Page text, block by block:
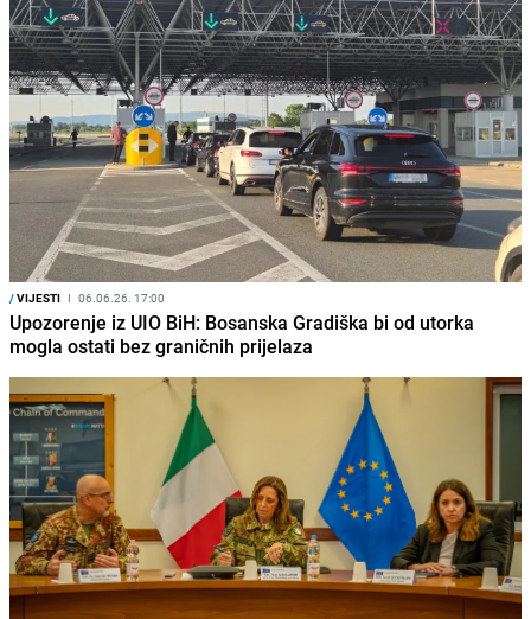
/VIJESTI I 06.06.26. 17:00
Upozorenje iz UIO BiH: Bosanska Gradiška bi od utorka
mogla ostati bez graničnih prijelaza